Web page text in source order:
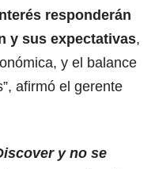
responderán
y sus expectativas,
y el balance
afirmó el gerente
y no se